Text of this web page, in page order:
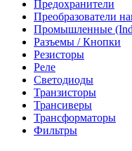
Предохранители
Преобразователи
Промышленные
Разъемы / Кнопки
Резисторы
Реле
Светодиоды
Транзисторы
Трансиверы
Трансформаторы
Фильтры